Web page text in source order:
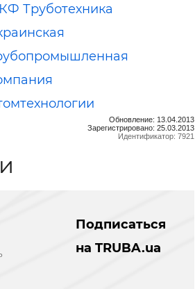
Труботехника
Обновление: 13.04.2013
Зарегистрировано: 25.03.2013
Идентификатор: 7921
Подписаться
на TRUBA.ua